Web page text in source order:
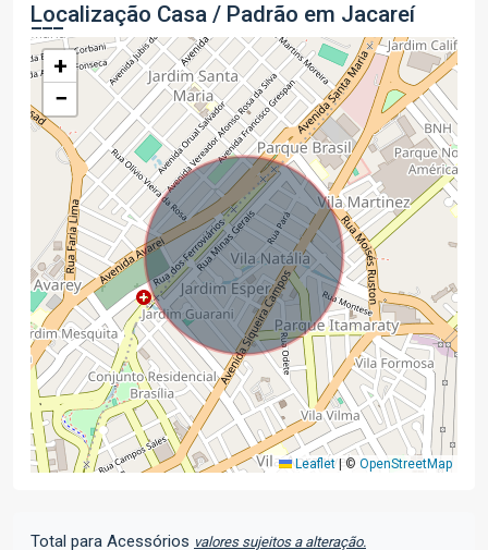
Localização Casa / Padrão em Jacareí
+
−
Leaflet |© OpenStreetMap
Total para Acessórios valores sujeitos a alteração.